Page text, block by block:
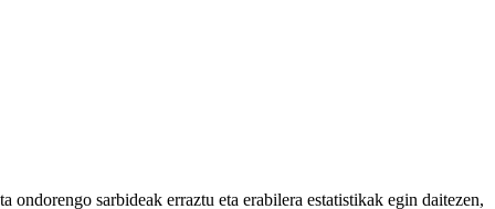
sarbideak erraztu eta erabilera estatistikak egin daitezen,